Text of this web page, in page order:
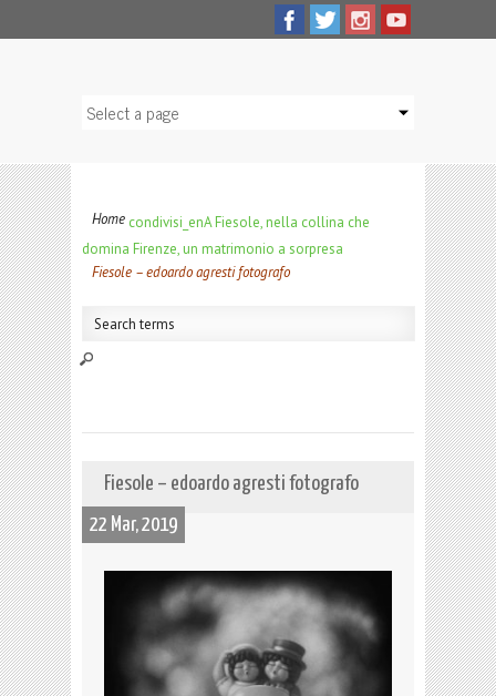
Home condivisi_enA Fiesole, nella collina che
domina Firenze, un matrimonio a sorpresa
Fiesole – edoardo agresti fotografo
Fiesole – edoardo agresti fotografo
22 Mar, 2019